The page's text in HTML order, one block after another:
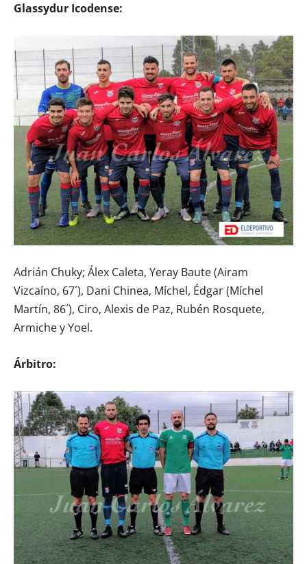
Glassydur Icodense:
Adrián Chuky; Álex Caleta, Yeray Baute (Airam
Vizcaíno, 67´), Dani Chinea, Míchel, Édgar (Míchel
Martín, 86´), Ciro, Alexis de Paz, Rubén Rosquete,
Armiche y Yoel.
Árbitro: